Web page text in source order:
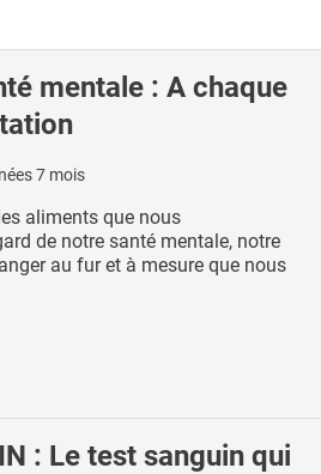
mentale : A chaque
7 mois
aliments que nous
de notre santé mentale, notre
au fur et à mesure que nous
: Le test sanguin qui